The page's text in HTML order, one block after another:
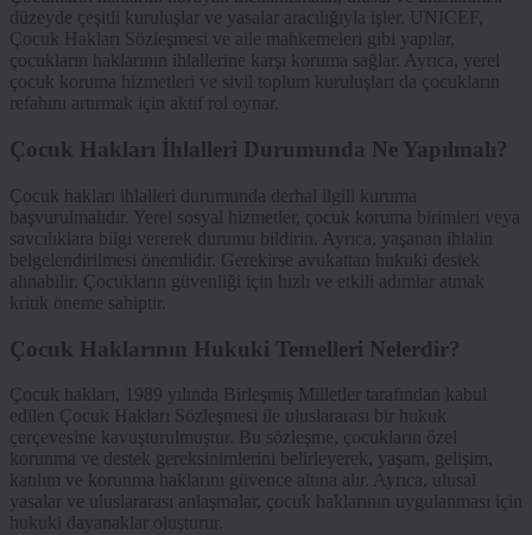
düzeyde çeşitli kuruluşlar ve yasalar aracılığıyla işler. UNICEF,
Çocuk Hakları Sözleşmesi ve aile mahkemeleri gibi yapılar,
çocukların haklarının ihlallerine karşı koruma sağlar. Ayrıca, yerel
çocuk koruma hizmetleri ve sivil toplum kuruluşları da çocukların
refahını artırmak için aktif rol oynar.
Çocuk Hakları İhlalleri Durumunda Ne Yapılmalı?
Çocuk hakları ihlalleri durumunda derhal ilgili kuruma
başvurulmalıdır. Yerel sosyal hizmetler, çocuk koruma birimleri veya
savcılıklara bilgi vererek durumu bildirin. Ayrıca, yaşanan ihlalin
belgelendirilmesi önemlidir. Gerekirse avukattan hukuki destek
alınabilir. Çocukların güvenliği için hızlı ve etkili adımlar atmak
kritik öneme sahiptir.
Çocuk Haklarının Hukuki Temelleri Nelerdir?
Çocuk hakları, 1989 yılında Birleşmiş Milletler tarafından kabul
edilen Çocuk Hakları Sözleşmesi ile uluslararası bir hukuk
çerçevesine kavuşturulmuştur. Bu sözleşme, çocukların özel
korunma ve destek gereksinimlerini belirleyerek, yaşam, gelişim,
katılım ve korunma haklarını güvence altına alır. Ayrıca, ulusal
yasalar ve uluslararası anlaşmalar, çocuk haklarının uygulanması için
hukuki dayanaklar oluşturur.